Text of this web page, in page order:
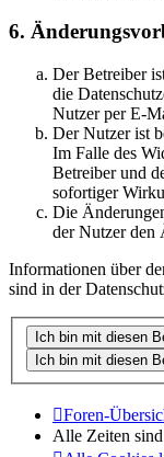
6.
Der Betreiber
die
Nutzer per E-
Der Nutzer ist
Im Falle des
Betreiber und
sofortiger
Die
der Nutzer den
Informationen über
sind in der
Foren-
Alle Zeiten sind